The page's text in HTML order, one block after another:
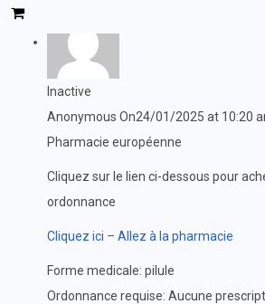
Inactive
Anonymous On24/01/2025 at 10:20
Pharmacie européenne
Cliquez sur le lien ci-dessous pour
ordonnance
Cliquez ici – Allez à la pharmacie
Forme medicale: pilule
Ordonnance requise: Aucune